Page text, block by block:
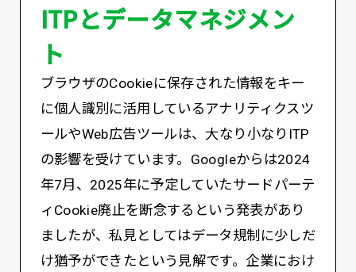
ITPとデータマネジメン
ト
ブラウザのCookieに保存された情報をキー
に個人識別に活用しているアナリティクスツ
ールやWeb広告ツールは、大なり小なりITP
の影響を受けています。Googleからは2024
年7月、2025年に予定していたサードパーテ
ィCookie廃止を断念するという発表があり
ましたが、私見としてはデータ規制に少しだ
け猶予ができたという見解です。企業におけ